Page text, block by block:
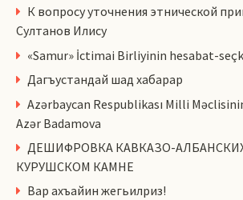
К вопросу уточнения этнической
Султанов Илису
«Samur» İctimai Birliyinin hesabat-seçki
Дагъустандай шад хабарар
Azərbaycan Respublikası Milli
Azər Badamova
ДЕШИФРОВКА КАВКАЗО-
КУРУШСКОМ КАМНЕ
Вар ахъайин жегьилриз!